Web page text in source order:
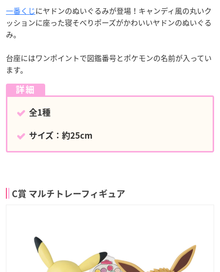
一番くじにヤドンのぬいぐるみが登場！キャンディ風の丸いク
ッションに座った寝そべりポーズがかわいいヤドンのぬいぐる
み。
台座にはワンポイントで図鑑番号とポケモンの名前が入ってい
ます。
詳細
全1種
サイズ：約25cm
C賞 マルチトレーフィギュア